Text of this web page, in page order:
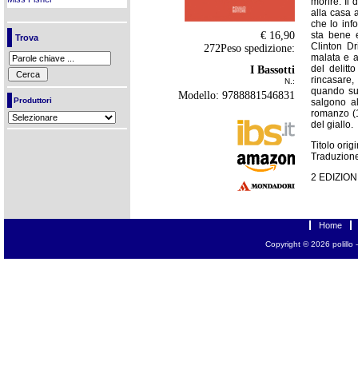
Trova
Produttori
€ 16,90
272Peso spedizione:
I Bassotti
N.:
Modello: 9788881546831
alla casa
che lo
sta bene
Clinton
malata e
del
quando
salgono
romanzo
del giallo.
Titolo
2
Home
Copyright © 2026 polillo-